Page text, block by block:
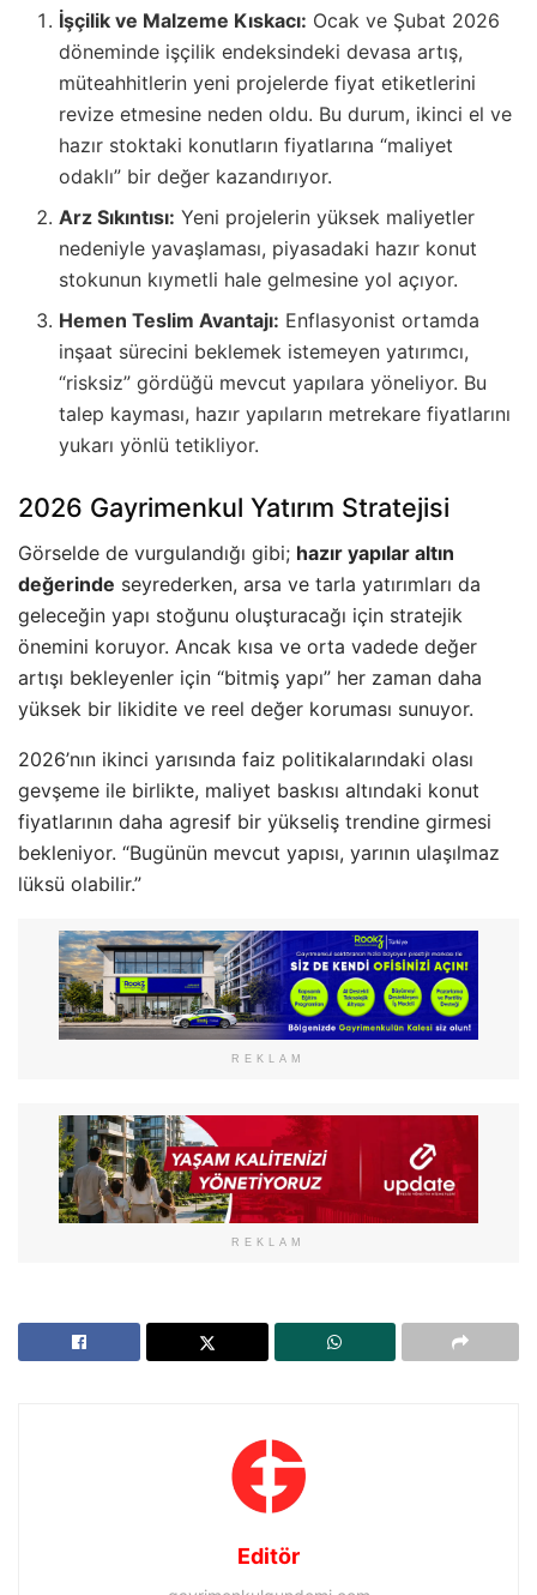
İşçilik ve Malzeme Kıskacı: Ocak ve Şubat 2026
döneminde işçilik endeksindeki devasa artış,
müteahhitlerin yeni projelerde fiyat etiketlerini
revize etmesine neden oldu. Bu durum, ikinci el ve
hazır stoktaki konutların fiyatlarına “maliyet
odaklı” bir değer kazandırıyor.
Arz Sıkıntısı: Yeni projelerin yüksek maliyetler
nedeniyle yavaşlaması, piyasadaki hazır konut
stokunun kıymetli hale gelmesine yol açıyor.
Hemen Teslim Avantajı: Enflasyonist ortamda
inşaat sürecini beklemek istemeyen yatırımcı,
“risksiz” gördüğü mevcut yapılara yöneliyor. Bu
talep kayması, hazır yapıların metrekare fiyatlarını
yukarı yönlü tetikliyor.
2026 Gayrimenkul Yatırım Stratejisi
Görselde de vurgulandığı gibi; hazır yapılar altın
değerinde seyrederken, arsa ve tarla yatırımları da
geleceğin yapı stoğunu oluşturacağı için stratejik
önemini koruyor. Ancak kısa ve orta vadede değer
artışı bekleyenler için “bitmiş yapı” her zaman daha
yüksek bir likidite ve reel değer koruması sunuyor.
2026’nın ikinci yarısında faiz politikalarındaki olası
gevşeme ile birlikte, maliyet baskısı altındaki konut
fiyatlarının daha agresif bir yükseliş trendine girmesi
bekleniyor. “Bugünün mevcut yapısı, yarının ulaşılmaz
lüksü olabilir.”
REKLAM
REKLAM
Editör